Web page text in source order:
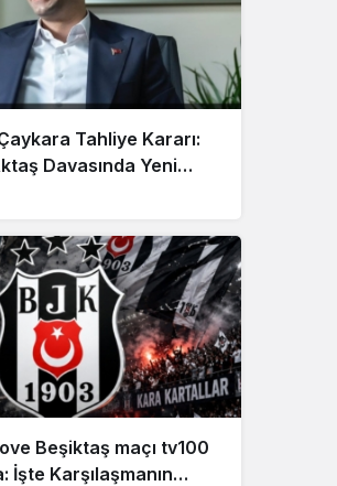
Tahliye Kararı:
Davasında Yeni
Beşiktaş maçı tv100
İşte Karşılaşmanın